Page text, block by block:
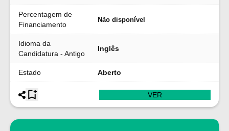
Percentagem de
Financiamento
Não disponível
Idioma da
Candidatura - Antigo
Inglês
Estado Aberto
VER